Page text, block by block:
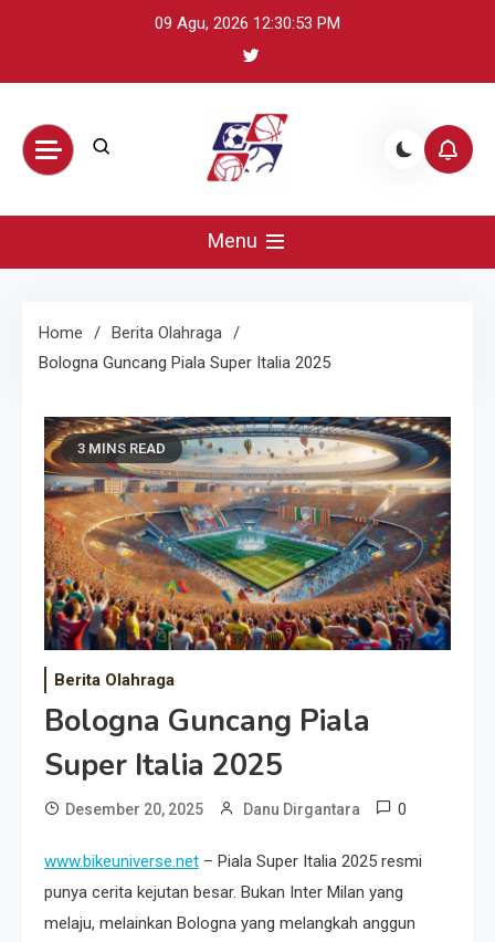
09 Agu, 2026 12:30:54 PM
BikeUniverse –
Sorotan
Olahraga
Harian,
Statistik &
Event Besar
perkembangan olahraga global: update
skor, berita atlet, preview pertandingan,
Menu
Home
Berita Olahraga
Bologna Guncang Piala Super Italia 2025
3 MINS READ
Berita Olahraga
Bologna Guncang Piala
Super Italia 2025
Desember 20, 2025 Danu Dirgantara 0
www.bikeuniverse.net – Piala Super Italia 2025 resmi
punya cerita kejutan besar. Bukan Inter Milan yang
melaju, melainkan Bologna yang melangkah anggun